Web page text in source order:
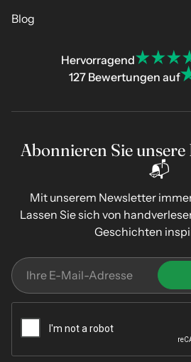
Blog
Hervorragend
127 Bewertungen auf
Abonnieren Sie
📬
Mit unserem Newsletter
Lassen Sie sich von
Geschichten